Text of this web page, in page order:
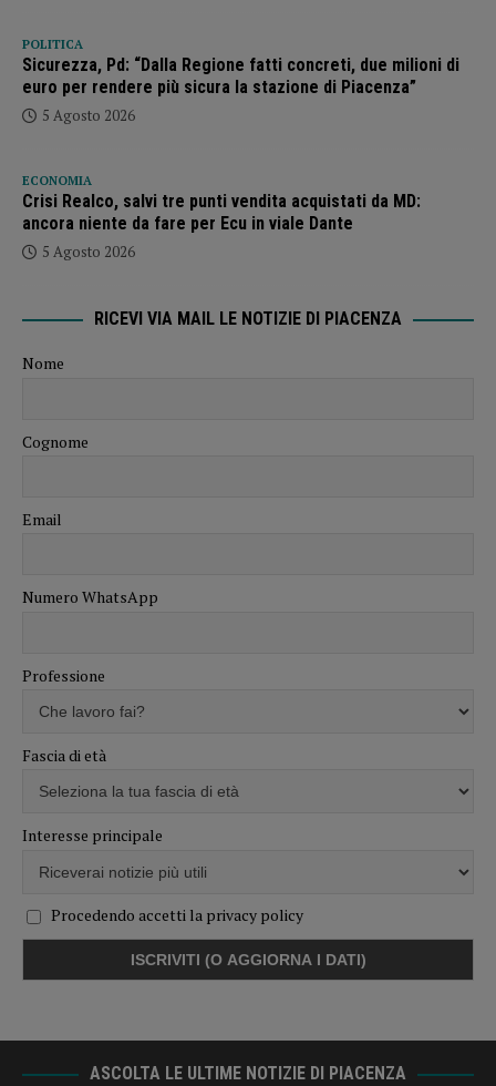
POLITICA
Sicurezza, Pd: “Dalla Regione fatti concreti, due milioni di
euro per rendere più sicura la stazione di Piacenza”
5 Agosto 2026
ECONOMIA
Crisi Realco, salvi tre punti vendita acquistati da MD:
ancora niente da fare per Ecu in viale Dante
5 Agosto 2026
RICEVI VIA MAIL LE NOTIZIE DI PIACENZA
Nome
Cognome
Email
Numero WhatsApp
Professione
Fascia di età
Interesse principale
Procedendo accetti la privacy policy
ASCOLTA LE ULTIME NOTIZIE DI PIACENZA